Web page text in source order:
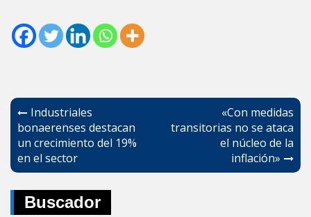
Navegación
de
entradas
Industriales
bonaerenses destacan
un crecimiento del 19%
en el sector
«Con medidas
transitorias no se ataca
el núcleo de la
inflación»
Buscador